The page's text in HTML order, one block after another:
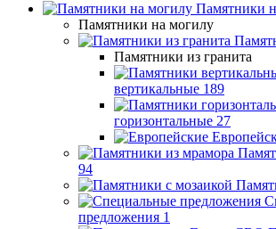
Памятники
Памятники на могилу
Памятники из гранита
вертикальные 189
горизонтальные 27
94
предложения 1